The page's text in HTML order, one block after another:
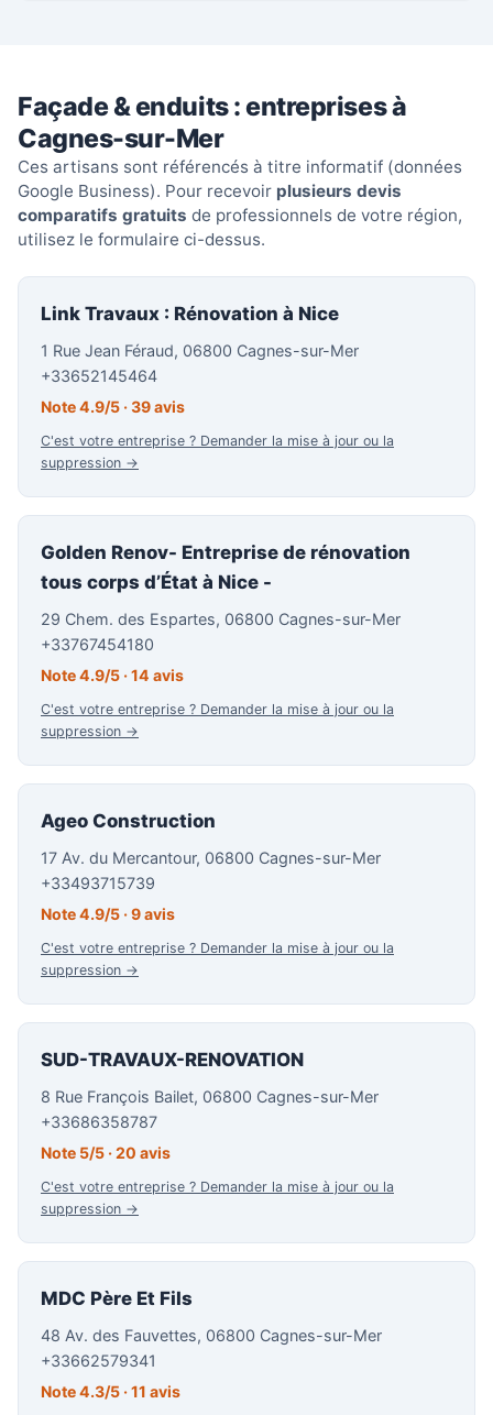
Façade & enduits : entreprises à
Cagnes-sur-Mer
Ces artisans sont référencés à titre informatif (données
Google Business). Pour recevoir plusieurs devis
comparatifs gratuits de professionnels de votre région,
utilisez le formulaire ci-dessus.
Link Travaux : Rénovation à Nice
1 Rue Jean Féraud, 06800 Cagnes-sur-Mer
+33652145464
Note 4.9/5 · 39 avis
C'est votre entreprise ? Demander la mise à jour ou la
suppression →
Golden Renov- Entreprise de rénovation
tous corps d’État à Nice -
29 Chem. des Espartes, 06800 Cagnes-sur-Mer
+33767454180
Note 4.9/5 · 14 avis
C'est votre entreprise ? Demander la mise à jour ou la
suppression →
Ageo Construction
17 Av. du Mercantour, 06800 Cagnes-sur-Mer
+33493715739
Note 4.9/5 · 9 avis
C'est votre entreprise ? Demander la mise à jour ou la
suppression →
SUD-TRAVAUX-RENOVATION
8 Rue François Bailet, 06800 Cagnes-sur-Mer
+33686358787
Note 5/5 · 20 avis
C'est votre entreprise ? Demander la mise à jour ou la
suppression →
MDC Père Et Fils
48 Av. des Fauvettes, 06800 Cagnes-sur-Mer
+33662579341
Note 4.3/5 · 11 avis